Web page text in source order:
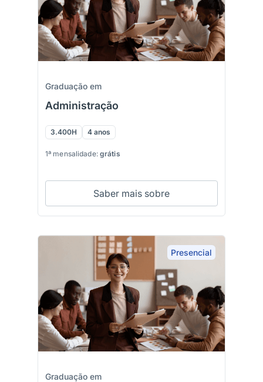
Graduação em
Administração
3.400H 4 anos
1ª mensalidade: grátis
Saber mais sobre
Presencial
Graduação em